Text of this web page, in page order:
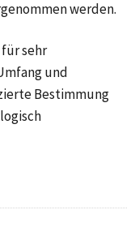
werden.
sehr
und
Bestimmung